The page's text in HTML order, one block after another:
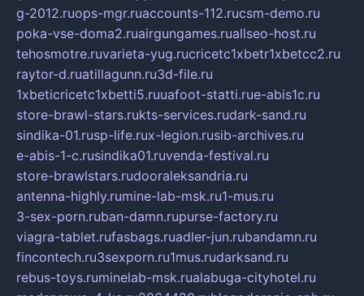
g-2012.ruops-mgr.ruaccounts-112.rucsm-demo.ru
poka-vse-doma2.ruairgungames.ruallseo-host.ru
tehosmotre.ruvarieta-yug.rucricetc1xbetr1xbetcc2.ru
raytor-d.ruatillagunn.ru3d-file.ru
1xbeticricetc1xbetti5.ruuafoot-statti.rue-abis1c.ru
store-brawl-stars.rukts-services.rudark-sand.ru
sindika-01.rusp-life.rux-legion.rusib-archives.ru
e-abis-1-c.rusindika01.ruvenda-festival.ru
store-brawlstars.rudooraleksandria.ru
antenna-highly.rumine-lab-msk.ru1-mus.ru
3-sex-porn.ruban-damn.rupurse-factory.ru
viagra-tablet.rufasbags.ruadler-jun.rubandamn.ru
fincontech.ru3sexporn.ru1mus.rudarksand.ru
rebus-toys.ruminelab-msk.rualabuga-cityhotel.ru